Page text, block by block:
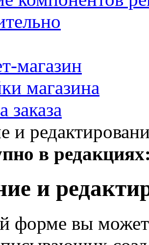
магазин
магазина
заказа
и
в
и
форме вы